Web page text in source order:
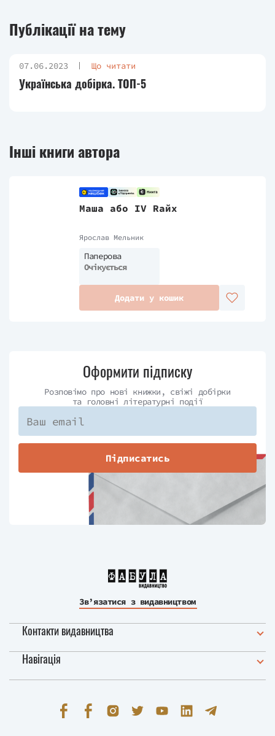
Публікації на тему
07.06.2023 Що читати
Українська добірка. ТОП-5
Інші книги автора
Маша або IV Rайх
Ярослав Мельник
Паперова
Очікується
Додати у кошик
Оформити підписку
Розповімо про нові книжки, свіжі добірки
та головні літературні події
Підписатись
Зв’язатися з видавництвом
Контакти видавництва
Навігація